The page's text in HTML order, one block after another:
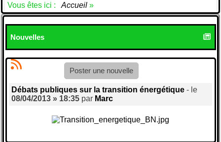
Vous êtes ici : Accueil »
Nouvelles
Poster une nouvelle
Débats publiques sur la transition énergétique - le
08/04/2013 » 18:35par Marc